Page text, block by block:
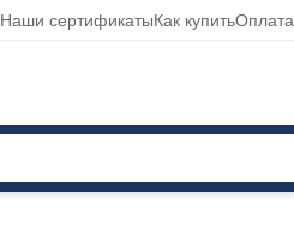
Наши сертификатыКак купитьОплата